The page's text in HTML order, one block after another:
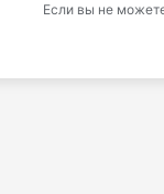
Если вы не